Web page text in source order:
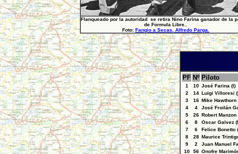
Flanqueado por la autoridad se retira Nino Farina ganador de la
de Formula Libre..
Foto: Fangio a Secas, Alfredo Parga.
PF Nº Piloto
1 10 José Farina (I)
2
14 Luigi Villoresi
3
16 Mike Hawthorn
4
4 José Froilán
5
26 Robert Manzon
6
8 Oscar Galvez
7
6 Felice Bonetto
8
28 Maurice
9
2 Juan Manuel
10
56 Onofre